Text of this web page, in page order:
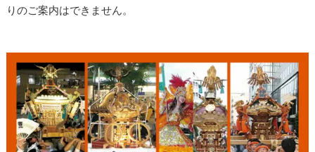
りのご案内はできません。